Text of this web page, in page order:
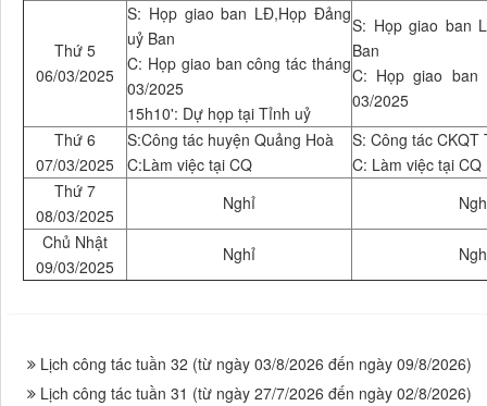
Thứ 5
06/03/2025
S: Họp giao ban LĐ,Họp Đảng
uỷ Ban
C: Họp giao ban công tác tháng
03/2025
15h10': Dự họp tại Tỉnh uỷ
S: Họp giao ban
Ban
C: Họp giao ban
03/2025
Thứ 6
07/03/2025
S:Công tác huyện Quảng Hoà
C:Làm việc tại CQ
S: Công tác CKQT
C: Làm việc tại CQ
Thứ 7
08/03/2025
Nghỉ
Chủ Nhật
09/03/2025
Nghỉ
Lịch công tác tuần 32 (từ ngày 03/8/2026 đến ngày 09/8/2026)
Lịch công tác tuần 31 (từ ngày 27/7/2026 đến ngày 02/8/2026)